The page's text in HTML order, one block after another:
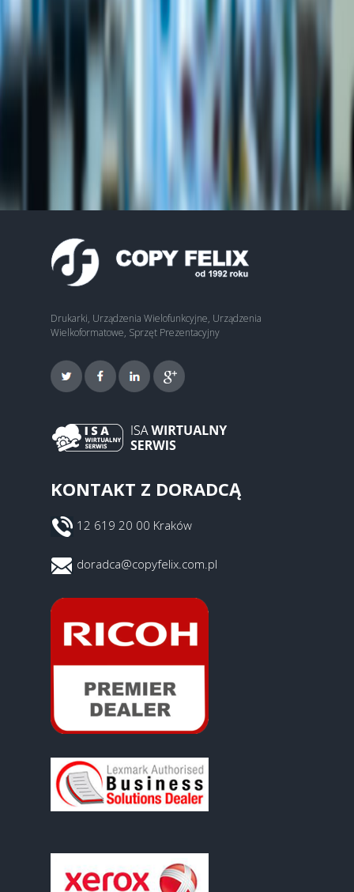
Drukarki, Urządzenia Wielofunkcyjne, Urządzenia
Wielkoformatowe, Sprzęt Prezentacyjny
KONTAKT Z DORADCĄ
12 619 20 00 Kraków
doradca@copyfelix.com.pl